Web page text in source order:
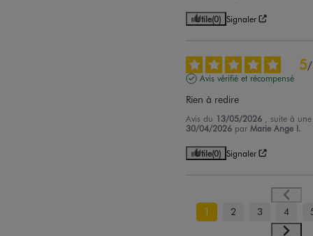
Utile(0) Signaler
5/
Avis vérifié et récompensé
Rien à redire
Avis du 13/05/2026
, suite à
30/04/2026 parMarie Ange I.
Utile(0) Signaler
1 2 3 4